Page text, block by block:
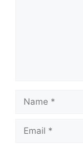
Name
Email